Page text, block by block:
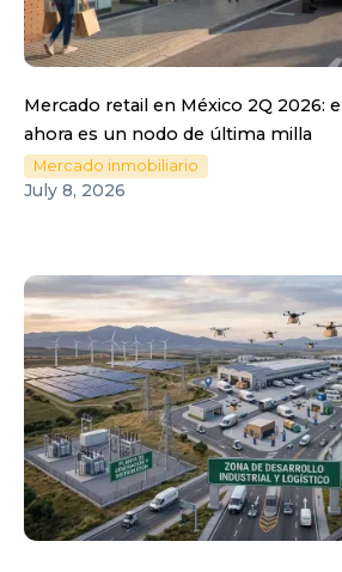
Mercado retail en México 2Q 2026:
ahora es un nodo de última milla
Mercado inmobiliario
July 8, 2026